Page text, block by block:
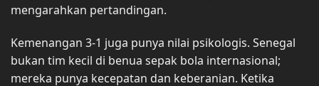
mengarahkan pertandingan.
Kemenangan 3-1 juga punya nilai psikologis. Senegal
bukan tim kecil di benua sepak bola internasional;
mereka punya kecepatan dan keberanian. Ketika